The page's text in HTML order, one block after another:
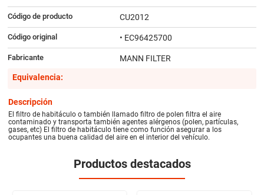
Código de producto CU2012
Código original • EC96425700
Fabricante
MANN FILTER
Equivalencia:
Descripción
El filtro de habitáculo o también llamado filtro de polen filtra el aire
contaminado y transporta también agentes alérgenos (polen, partículas,
gases, etc) El filtro de habitáculo tiene como función asegurar a los
ocupantes una buena calidad del aire en el interior del vehículo.
Productos destacados